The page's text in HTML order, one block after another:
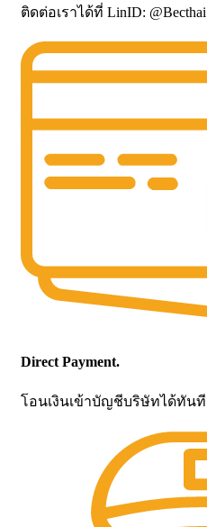
ติดต่อเราได้ที่ LinID: @Becthai
Direct Payment.
โอนเงินเข้าบัญชีบริษัทได้ทันที